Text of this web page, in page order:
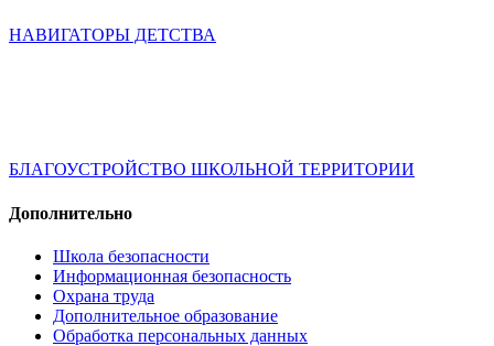
НАВИГАТОРЫ ДЕТСТВА
БЛАГОУСТРОЙСТВО ШКОЛЬНОЙ ТЕРРИТОРИИ
Дополнительно
Школа безопасности
Информационная безопасность
Охрана труда
Дополнительное образование
Обработка персональных данных